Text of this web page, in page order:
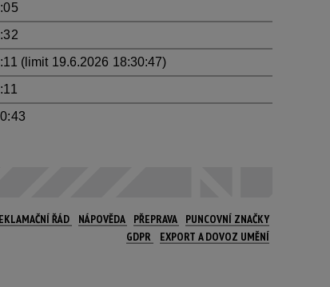
(limit 19.6.2026 18:30:47)
ŘÁD NÁPOVĚDA PŘEPRAVA
PUNCOVNÍ ZNAČKY
GDPR
EXPORT A DOVOZ UMĚNÍ